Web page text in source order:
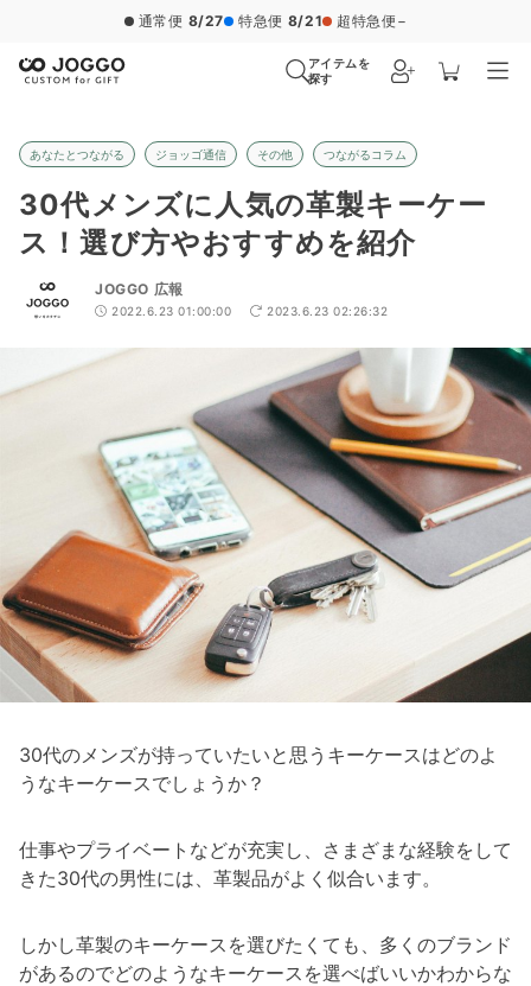
通常便 8/27 特急便 8/21 超特急便 −
アイテムを
探す
あなたとつながる ジョッゴ通信 その他 つながるコラム
30代メンズに人気の革製キーケー
ス！選び方やおすすめを紹介
JOGGO 広報
2022.6.23 01:00:00 2023.6.23 02:26:32
30代のメンズが持っていたいと思うキーケースはどのよ
うなキーケースでしょうか？
仕事やプライベートなどが充実し、さまざまな経験をして
きた30代の男性には、革製品がよく似合います。
しかし革製のキーケースを選びたくても、多くのブランド
があるのでどのようなキーケースを選べばいいかわからな